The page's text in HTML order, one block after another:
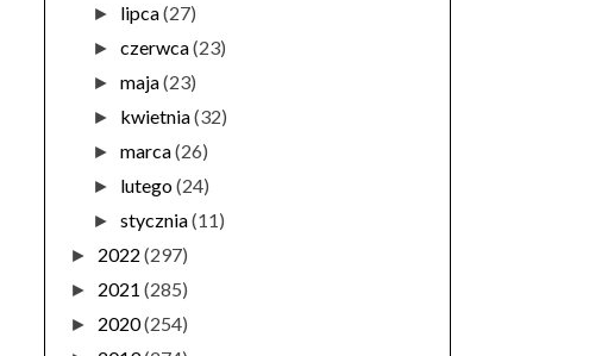
► lipca(27)
►czerwca(23)
►maja(23)
► kwietnia(32)
►marca(26)
► lutego(24)
►stycznia(11)
► 2022 (297)
► 2021 (285)
► 2020(254)